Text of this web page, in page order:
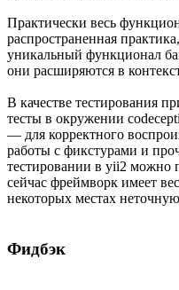
Практически весь
распространенная
уникальный функционал
они расширяются в
В качестве тестирования
тесты в окружении
— для корректного
работы с фикстурами и
тестировании в yii2 можно
сейчас фреймворк имеет
некоторых местах неточную
Фидбэк